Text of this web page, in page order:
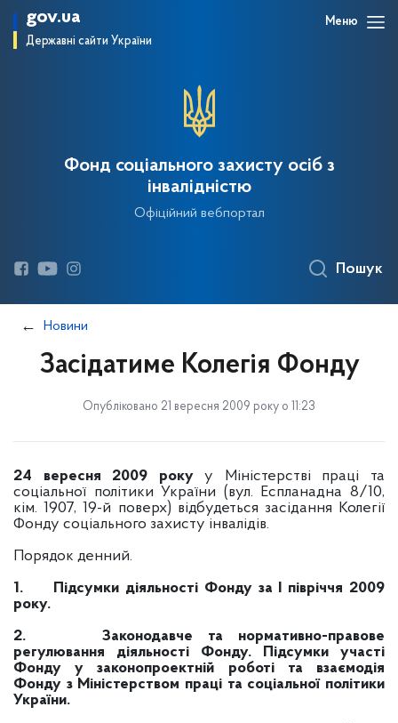
gov.ua
Державні сайти України
Меню
Фонд соціального захисту осіб з
інвалідністю
Офіційний вебпортал
Пошук
Новини
Засідатиме Колегія Фонду
Опубліковано 21 вересня 2009 року о 11:23
24 вересня 2009 рокуу Міністерстві праці та
соціальної політики України (вул. Еспланадна 8/10,
кім. 1907, 19-й поверх) відбудеться засідання Колегії
Фонду соціального захисту інвалідів.
Порядок денний.
1.
Підсумки діяльності Фонду за І півріччя 2009
року.
2.
Законодавче та нормативно-правове
регулювання діяльності Фонду. Підсумки участі
Фонду у законопроектній роботі та взаємодія
Фонду з Міністерством праці та соціальної політики
України.